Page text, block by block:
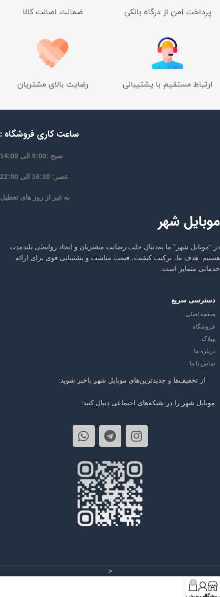
پرداخت امن از درگاه بانکی ضمانت اصالت کالا
ارتباط مستقیم با پشتیبانی رضایت بالای مشتریان
ساعت کاری فروشگاه :
صبح :9:00 الی 14:00
عصر: 16:30 الی 22:00
به غیر از روز های تعطیل
موبایل شهر
در “موبایل شهر” ما به‌دنبال جلب رضایت مشتریان و ایجاد روابطی بلندمدت
هستیم. هدف ما، ترکیب کیفیت، قیمت مناسب و پشتیبانی قوی برای ارائه
خدماتی متمایز است.
دسترسی سریع
صفحه اصلی
فروشگاه
وبلاگ
درباره ما
تماس با ما
از تخفیف‌ها و جدیدترین‌های موبایل شهر باخبر شوید:
موبایل شهر را در شبکه‌های اجتماعی دنبال کنید:
<
0